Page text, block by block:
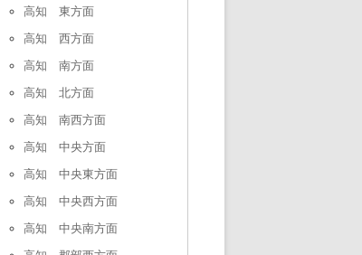
高知 東方面
高知 西方面
高知 南方面
高知 北方面
高知 南西方面
高知 中央方面
高知 中央東方面
高知 中央西方面
高知 中央南方面